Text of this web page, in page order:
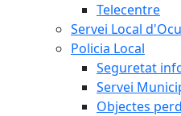
Telecentre
Servei Local
Policia Local
Seguretat
Servei
Objectes